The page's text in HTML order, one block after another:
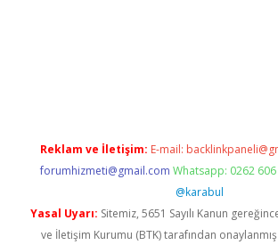
Reklam ve İletişim: E-mail:
forumhizmeti@gmail.com Whatsapp: 0262
@karabul
Yasal Uyarı: Sitemiz, 5651 Sayılı Kanun
ve İletişim Kurumu (BTK) tarafından onaylanmış